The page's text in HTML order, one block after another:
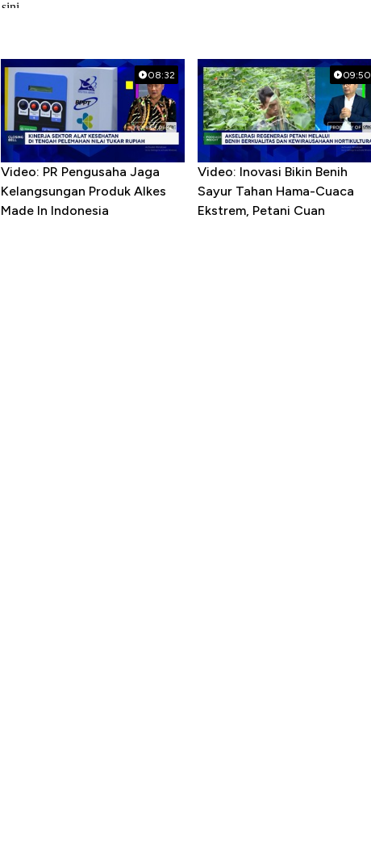
08:32
Video: PR Pengusaha Jaga
Kelangsungan Produk Alkes
Made In Indonesia
09:50
Video: Inovasi Bikin Benih
Sayur Tahan Hama-Cuaca
Ekstrem, Petani Cuan